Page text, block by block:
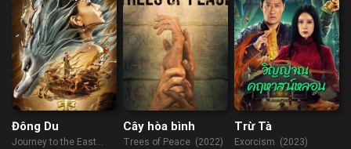
Đông Du
Journey to the East
Cây hòa bình
Trees of Peace (2022)
Trừ Tà
Exorcism (2023)